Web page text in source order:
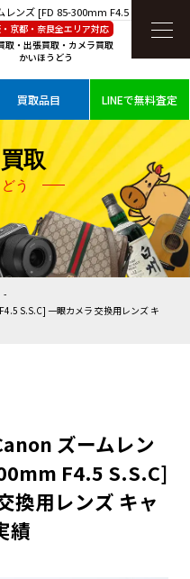
ンズ [FD 85-300mm F4.5 S.S.C] 一眼カ
京都・奈良全エリア対応
取・出張買取・カメラ買取
かいほうどう
買取品目 LINEで無料査定
取
う
S.S.C] 一眼カメラ 交換用レンズ キ
ズームレン
F4.5 S.S.C]
換用レンズ キャ
績